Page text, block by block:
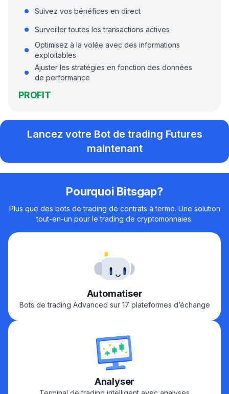
Suivez vos bénéfices en direct
Surveiller toutes les transactions actives
Optimisez à la volée avec des informations
exploitables
Ajuster les stratégies en fonction des données
de performance
PROFIT
Lancez votre Bot de trading Futures
maintenant
Pourquoi Bitsgap?
Plus que des bots de trading de contrats à terme. Une solution
tout-en-un pour le trading de cryptomonnaies.
Automatiser
Bots de trading Advanced sur 17 plateformes d’échange
Analyser